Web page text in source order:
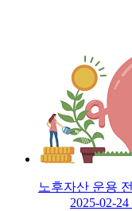
노후자산 운용
2025-02-24